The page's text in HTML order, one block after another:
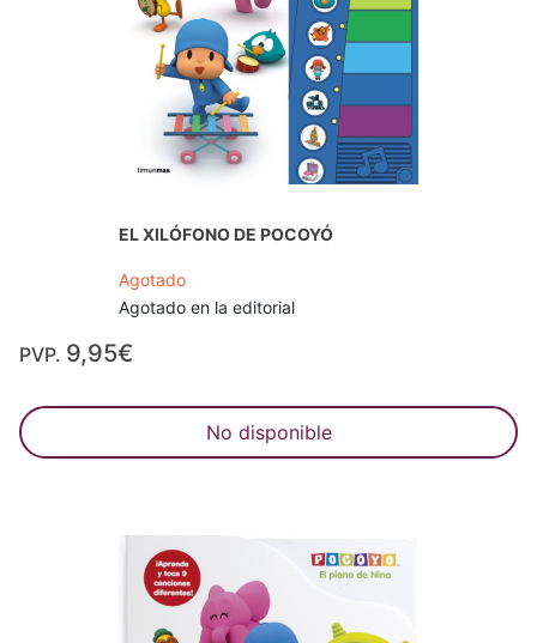
EL XILÓFONO DE POCOYÓ
Agotado
Agotado en la editorial
PVP. 9,95€
No disponible